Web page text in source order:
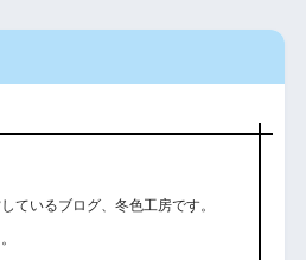
ているブログ、冬色工房です。